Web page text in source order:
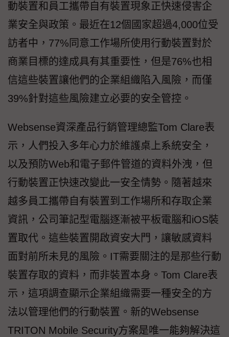
動裝置和員工攜帶自有裝置現象正快速侵害企
業安全與政策。最近在12個國家超過4,000位受
訪者中，77%同意工作場所使用行動裝置對於
商業目標的達成具有其重要性，但是76%也相
信這些裝置讓他們的企業組織陷入風險，而僅
39%針對這些風險建立必要的安全管控。
Websense資深產品行銷管理總監Tom Clare表
示，人們投入多年心力於維護桌上系統安全，
以及預防Web和電子郵件管道的資料外洩，但
行動裝置正快速改變此一安全情勢。隨著越來
越多員工攜帶自有裝置到工作場所和存取企業
資訊，公司筆記型電腦逐漸被平板電腦和iOS裝
置取代。這些裝置開啟資安大門，讓敏感資料
面對前所未見的風險。IT需要關注的是那些行動
裝置存取的資料，而非裝置本身。Tom Clare表
示，這項調查顯示企業組織需要一種安全的方
法以管理他們的行動裝置。新的Websense
TRITON Mobile Security方案是唯一能夠解決這